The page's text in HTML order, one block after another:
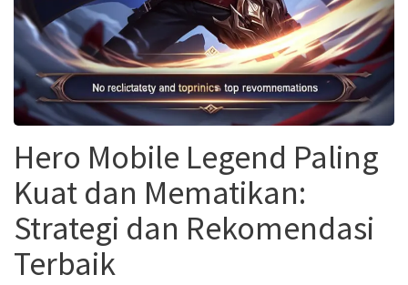
Hero Mobile Legend Paling
Kuat dan Mematikan:
Strategi dan Rekomendasi
Terbaik